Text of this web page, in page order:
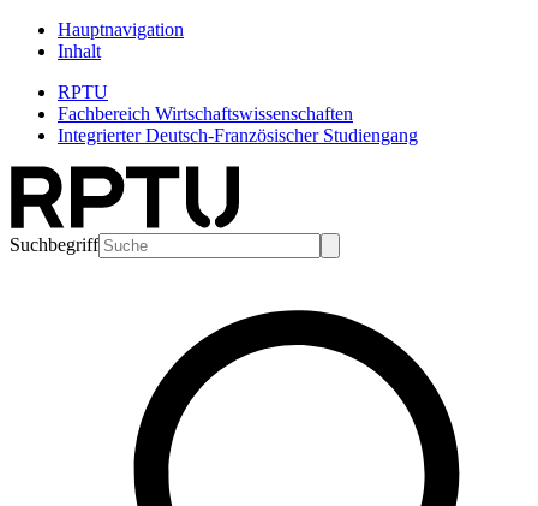
Hauptnavigation
Inhalt
RPTU
Fachbereich Wirtschaftswissenschaften
Integrierter Deutsch-Französischer Studiengang
Suchbegriff